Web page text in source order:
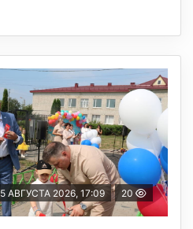
5 АВГУСТА 2026, 17:09 20